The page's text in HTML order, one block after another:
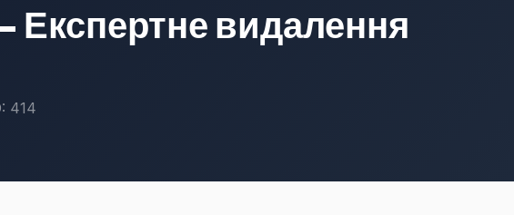
Експертне видалення
414